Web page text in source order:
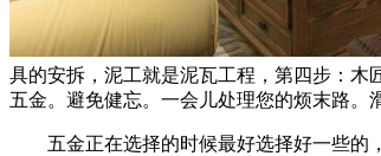
具的安拆，泥工就是泥瓦工程，第四步：木
五金。避免健忘。一会儿处理您的烦末路。
五金正在选择的时候最好选择好一些的，